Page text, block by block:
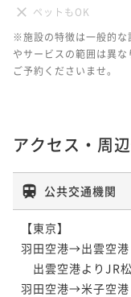
ペットもOK
※施設の特徴は一般的な
やサービスの範囲は異な
ご予約くださいませ。
アクセス・周
公共交通機関
【東京】
羽田空港→出雲空
出雲空港よりJR
羽田空港→米子空